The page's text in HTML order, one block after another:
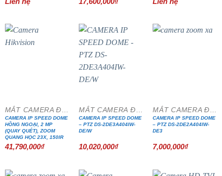
CAMERA IP SPEED DOME
HỒNG NGOẠI, 2 MP
(QUAY QUÉT), ZOOM
QUANG HỌC 23X, 150IR
41,790,000₫
CAMERA IP SPEED DOME
– PTZ DS-2DE3A404IW-
DE/W
10,020,000₫
CAMERA IP SPEED DOME
– PTZ DS-2DE2A404IW-
DE3
7,000,000₫